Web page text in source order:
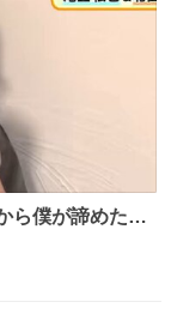
ら僕が諦めた瞬
だから結婚願
は）向いてね